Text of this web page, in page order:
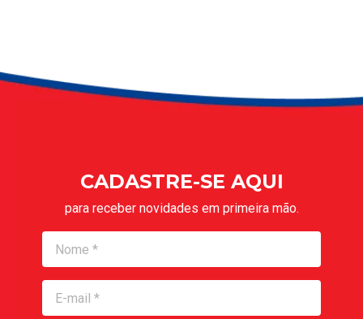
CADASTRE-SE AQUI
para receber novidades em primeira mão.